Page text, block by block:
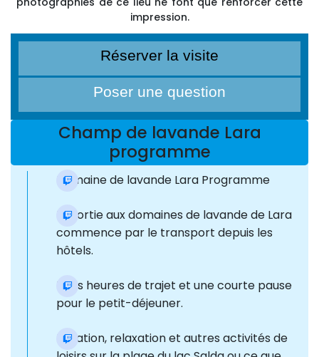
impression.
Réserver la visite
Poser une question
Champ de lavande Lara
programme
Domaine de lavande Lara Programme
La sortie aux domaines de lavande de Lara
commence par le transport depuis les
hôtels.
Trois heures de trajet et une courte pause
pour le petit-déjeuner.
Natation, relaxation et autres activités de